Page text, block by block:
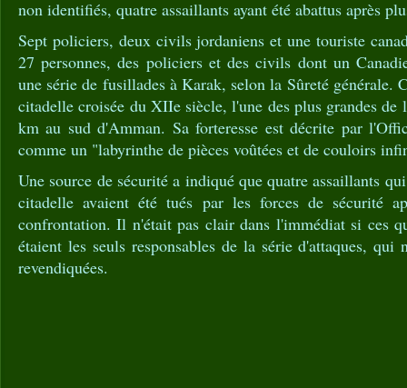
non identifiés, quatre assaillants ayant été abattus après
Sept policiers, deux civils jordaniens et une touriste
27 personnes, des policiers et des civils dont un
une série de fusillades à Karak, selon la Sûreté générale.
citadelle croisée du XIIe siècle, l'une des plus grandes de
km au sud d'Amman. Sa forteresse est décrite par
comme un "labyrinthe de pièces voûtées et de couloirs
Une source de sécurité a indiqué que quatre assaillants
citadelle avaient été tués par les forces de sécurité
confrontation. Il n'était pas clair dans l'immédiat si ces
étaient les seuls responsables de la série d'attaques, qui
revendiquées.